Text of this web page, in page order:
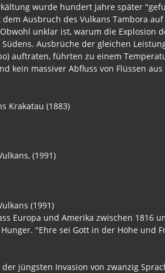
wurde hundert Jahre später
Ausbruch des Vulkans Tambora
unklar ist, warum die Explosion
Ausbrüche der gleichen
auftraten, führten zu einem
kein massiver Abfluss von Flüssen
Krakatau (1883)
(1991)
(1991)
Europa und Amerika zwischen
"Ehre sei Gott in der Höhe
der jüngsten Invasion von zwanzig